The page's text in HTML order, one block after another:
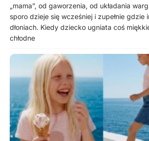
„mama”, od gaworzenia, od układania
sporo dzieje się wcześniej i zupełnie
dłoniach. Kiedy dziecko ugniata coś
chłodne